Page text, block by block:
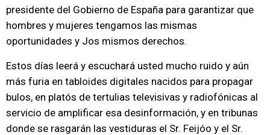
presidente del Gobierno de España para garantizar que
hombres y mujeres tengamos las mismas
oportunidades y Jos mismos derechos.
Estos días leerá y escuchará usted mucho ruido y aún
más furia en tabloides digitales nacidos para propagar
bulos, en platós de tertulias televisivas y radiofónicas al
servicio de amplificar esa desinformación, y en tribunas
donde se rasgarán las vestiduras el Sr. Feijóo y el Sr.